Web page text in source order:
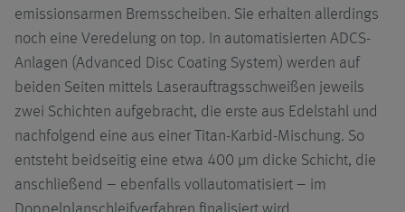
emissionsarmen Bremsscheiben. Sie erhalten allerdings
noch eine Veredelung on top. In automatisierten ADCS-
Anlagen (Advanced Disc Coating System) werden auf
beiden Seiten mittels Laserauftragsschweißen jeweils
zwei Schichten aufgebracht, die erste aus Edelstahl und
nachfolgend eine aus einer Titan-Karbid-Mischung. So
entsteht beidseitig eine etwa 400 µm dicke Schicht, die
anschließend – ebenfalls vollautomatisiert – im